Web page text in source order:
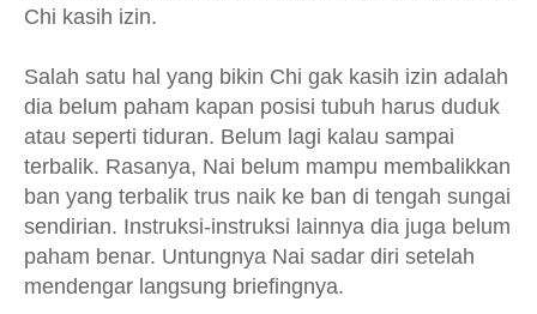
Chi kasih izin.
Salah satu hal yang bikin Chi gak kasih izin adalah
dia belum paham kapan posisi tubuh harus duduk
atau seperti tiduran. Belum lagi kalau sampai
terbalik. Rasanya, Nai belum mampu membalikkan
ban yang terbalik trus naik ke ban di tengah sungai
sendirian. Instruksi-instruksi lainnya dia juga belum
paham benar. Untungnya Nai sadar diri setelah
mendengar langsung briefingnya.